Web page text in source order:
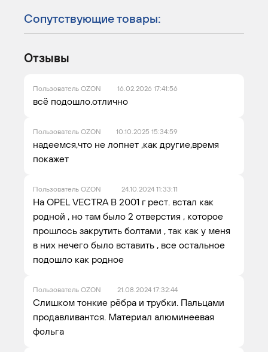
Сопутствующие товары:
Отзывы
Пользователь OZON 16.02.2026 17:41:56
всё подошло.отлично
Пользователь OZON 10.10.2025 15:34:59
надеемся,что не лопнет ,как другие,время
покажет
Пользователь OZON 24.10.2024 11:33:11
На OPEL VECTRA B 2001 г рест. встал как
родной , но там было 2 отверстия , которое
прошлось закрутить болтами , так как у меня
в них нечего было вставить , все остальное
подошло как родное
Пользователь OZON 21.08.2024 17:32:44
Слишком тонкие рёбра и трубки. Пальцами
продавливантся. Материал алюминеевая
фольга